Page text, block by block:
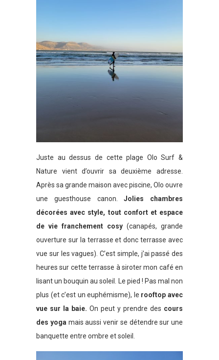
Juste au dessus de cette plage Olo Surf &
Nature vient d’ouvrir sa deuxième adresse.
Après sa grande maison avec piscine, Olo ouvre
une guesthouse canon.Jolies chambres
décorées avec style, tout confort et espace
de vie franchement cosy (canapés, grande
ouverture sur la terrasse et donc terrasse avec
vue sur les vagues). C’est simple, j’ai passé des
heures sur cette terrasse à siroter mon café en
lisant un bouquin au soleil. Le pied ! Pas mal non
plus (et c’est un euphémisme), le rooftop avec
vue sur la baie. On peut y prendre des cours
des yogamais aussi venir se détendre sur une
banquette entre ombre et soleil.